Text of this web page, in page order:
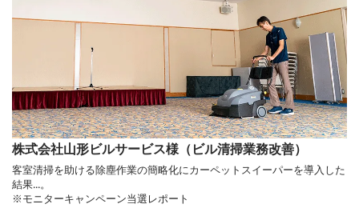
株式会社山形ビルサービス様（ビル清掃業務改善）
客室清掃を助ける除塵作業の簡略化にカーペットスイーパーを導入した
結果...。
※モニターキャンペーン当選レポート